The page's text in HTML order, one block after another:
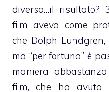
diverso…il risultato?
film aveva come
che Dolph Lundgren,
ma “per fortuna” è
maniera
film, che ha avuto